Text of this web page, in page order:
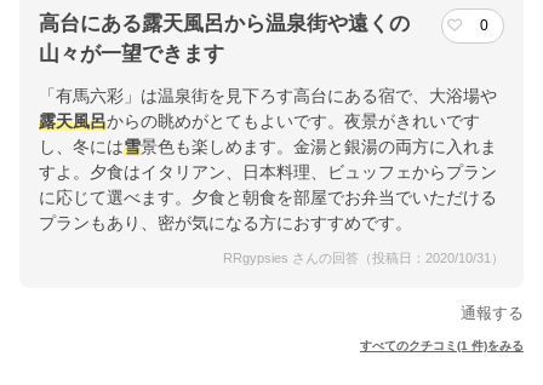
高台にある露天風呂から温泉街や遠くの
山々が一望できます
0
「有馬六彩」は温泉街を見下ろす高台にある宿で、大浴場や
露天風呂からの眺めがとてもよいです。夜景がきれいです
し、冬には雪景色も楽しめます。金湯と銀湯の両方に入れま
すよ。夕食はイタリアン、日本料理、ビュッフェからプラン
に応じて選べます。夕食と朝食を部屋でお弁当でいただける
プランもあり、密が気になる方におすすめです。
RRgypsies さんの回答（投稿日：2020/10/31）
通報する
すべてのクチコミ(1 件)をみる